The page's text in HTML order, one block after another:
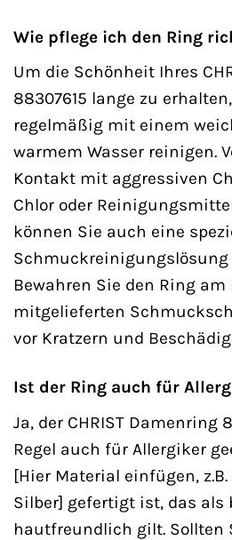
Wie pflege ich den Ring
Um die Schönheit Ihres
88307615 lange zu
regelmäßig mit einem
warmem Wasser reinigen.
Kontakt mit aggressiven
Chlor oder
können Sie auch eine
Schmuckreinigungslösung
Bewahren Sie den Ring
mitgelieferten
vor Kratzern und
Ist der Ring auch für
Ja, der CHRIST Damenring
Regel auch für Allergiker
[Hier Material einfügen,
Silber] gefertigt ist, das als
hautfreundlich gilt. Sollten